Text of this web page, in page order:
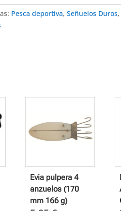
Pesca deportiva, Señuelos Duros,
Evia pulpera 4
anzuelos (170
mm 166 g)